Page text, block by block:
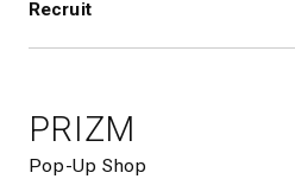
Recruit
Spiral Market
展覧会やイベント
演劇
Art Projects
コンサルティング
アルバイト・その他
PRIZM
Pop-Up Shop